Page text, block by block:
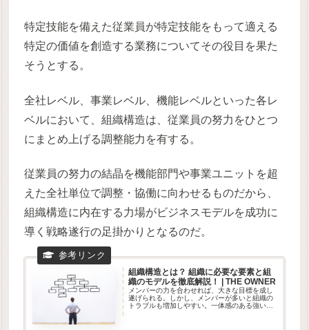
特定技能を備えた従業員が特定技能をもって適える
特定の価値を創造する業務についてその役目を果た
そうとする。
全社レベル、事業レベル、機能レベルといった各レ
ベルにおいて、組織構造は、従業員の努力をひとつ
にまとめ上げる調整能力を有する。
従業員の努力の結晶を機能部門や事業ユニットを超
えた全社単位で調整・協働に向わせるものだから、
組織構造に内在する力場がビジネスモデルを成功に
導く戦略遂行の足掛かりとなるのだ。
組織構造とは？ 組織に必要な要素と組
織のモデルを徹底解説！ | THE OWNER
メンバーの力を合わせれば、大きな目標を成し
遂げられる。しかし、メンバーが多いと組織の
トラブルも増加しやすい。一体感のある強い組